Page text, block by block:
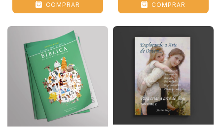
COMPRAR COMPRAR